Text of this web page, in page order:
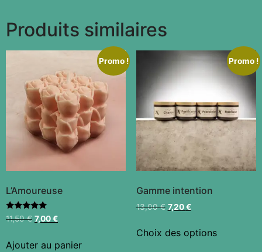
Produits similaires
Promo !
L’Amoureuse
Note
5.00
11,50€ 7,00€
Ajouter au panier
Promo !
Gamme intention
13,00€ 7,20€
Choix des options